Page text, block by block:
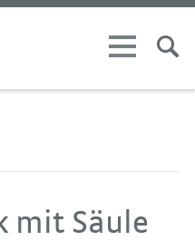
mit Säule